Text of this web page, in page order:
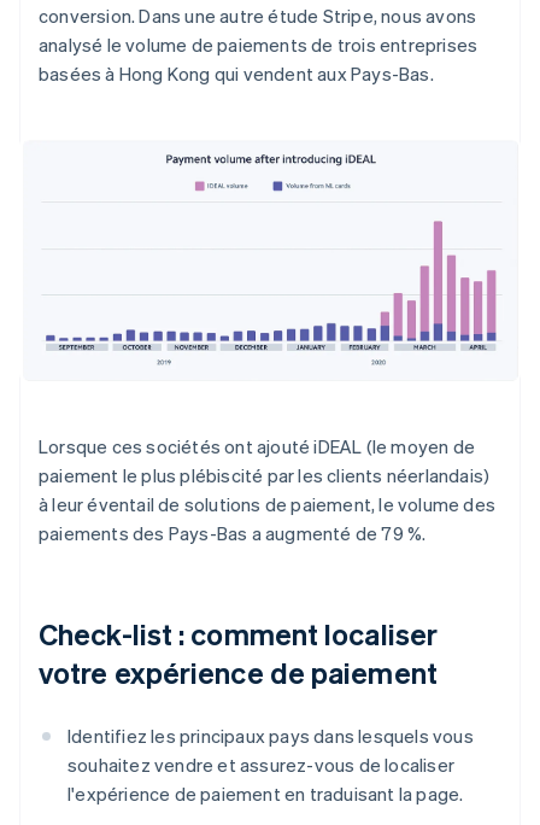
conversion. Dans une autre étude Stripe, nous avons
analysé le volume de paiements de trois entreprises
basées à Hong Kong qui vendent aux Pays-Bas.
Lorsque ces sociétés ont ajouté iDEAL (le moyen de
paiement le plus plébiscité par les clients néerlandais)
à leur éventail de solutions de paiement, le volume des
paiements des Pays-Bas a augmenté de 79 %.
Check-list : comment localiser
votre expérience de paiement
Identifiez les principaux pays dans lesquels vous
souhaitez vendre et assurez-vous de localiser
l'expérience de paiement en traduisant la page.